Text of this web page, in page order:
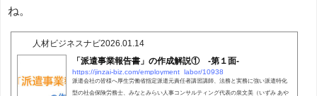
ね。
人材ビジネスナビ2026.01.14
「派遣事業報告書」の作成解説① -第１面-
https://jinzai-biz.com/employment_labor/10938
派遣会社の皆様へ厚生労働省指定派遣元責任者講習講師、法務と実務に強い派遣特化
型の社会保険労務士、みなとみらい人事コンサルティング代表の泉文美（いずみ あや